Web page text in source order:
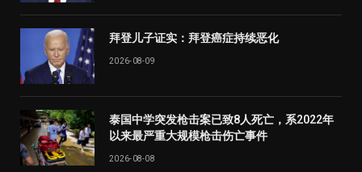
拜登儿子证实：拜登癌症持续恶化
2026-08-09
泰国中学突发枪击案已致8人死亡，系2022年
以来最严重大规模枪击伤亡事件
2026-08-08